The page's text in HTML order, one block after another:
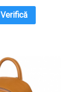
Verifică